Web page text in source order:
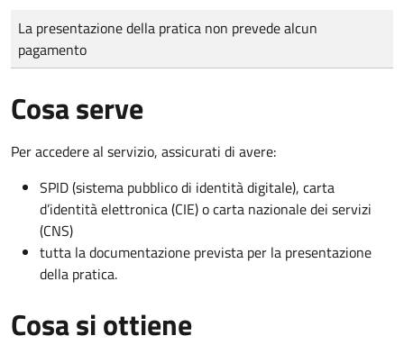
Tipo di pagamento
Importo
La presentazione della pratica non prevede alcun
pagamento
Cosa serve
Per accedere al servizio, assicurati di avere:
SPID (sistema pubblico di identità digitale), carta
d’identità elettronica (CIE) o carta nazionale dei servizi
(CNS)
tutta la documentazione prevista per la presentazione
della pratica.
Cosa si ottiene